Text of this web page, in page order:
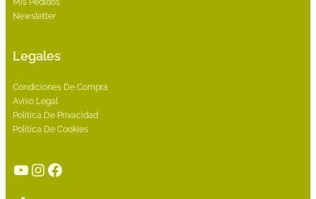
Newsletter
Legales
Condiciones De Compra
Aviso Legal
Política De Privacidad
Política De Cookies
YouTube
Instagram
Facebook